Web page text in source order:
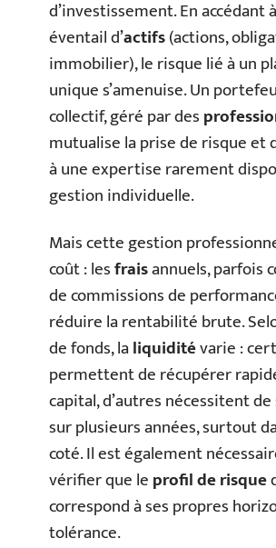
d’investissement. En accédant
éventail d’actifs(actions,
immobilier), le risque lié à un
unique s’amenuise. Un
collectif, géré par des
mutualise la prise de risque et
à une expertise rarement
gestion individuelle.
Mais cette gestion
coût : lesfraisannuels, parfois
de commissions de
réduire la rentabilité brute.
de fonds, laliquiditévarie :
permettent de récupérer
capital, d’autres nécessitent de
sur plusieurs années, surtout
coté. Il est également
vérifier que leprofil de risque
correspond à ses propres
tolérance.